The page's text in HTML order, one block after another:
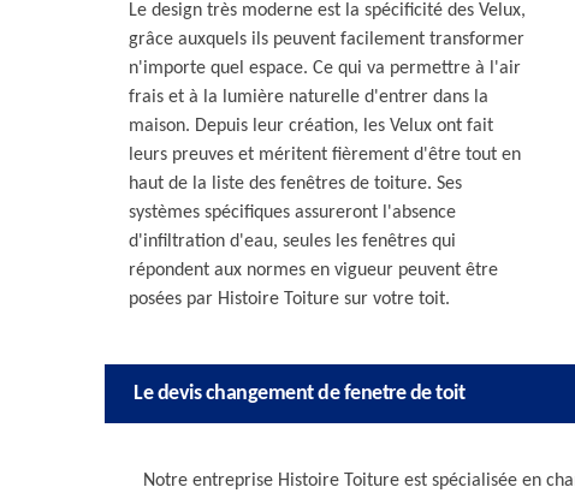
Le design très moderne est la spécificité des Velux,
grâce auxquels ils peuvent facilement transformer
n'importe quel espace. Ce qui va permettre à l'air
frais et à la lumière naturelle d'entrer dans la
maison. Depuis leur création, les Velux ont fait
leurs preuves et méritent fièrement d'être tout en
haut de la liste des fenêtres de toiture. Ses
systèmes spécifiques assureront l'absence
d'infiltration d'eau, seules les fenêtres qui
répondent aux normes en vigueur peuvent être
posées par Histoire Toiture sur votre toit.
Le devis changement de fenetre de toit
Notre entreprise Histoire Toiture est spécialisée en